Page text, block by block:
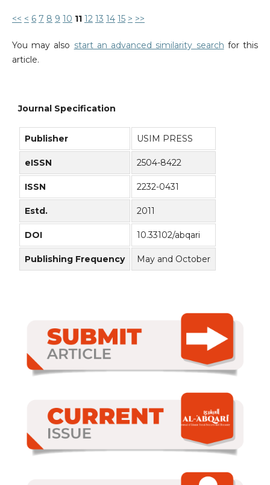
<< < 6 7 8 9 10 11 12 13 14 15 > >>
You may also start an advanced similarity search for this
article.
Journal Specification
Publisher USIM PRESS
eISSN 2504-8422
ISSN 2232-0431
Estd. 2011
DOI 10.33102/abqari
Publishing Frequency May and October